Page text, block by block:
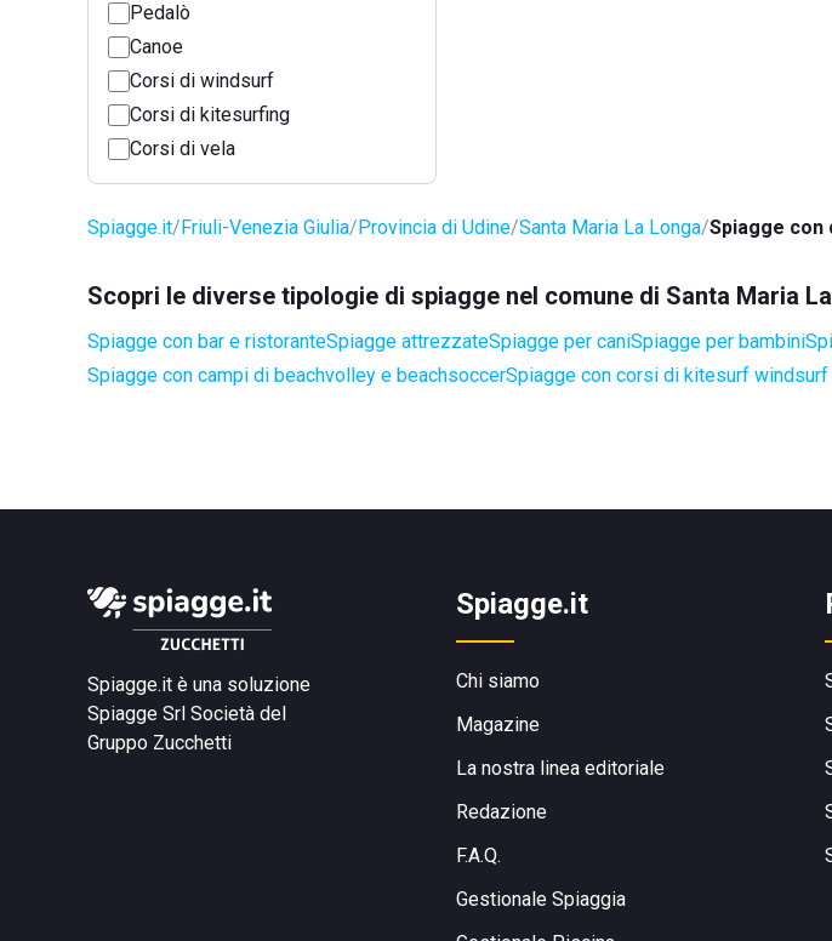
Pedalò
Canoe
Corsi di windsurf
Corsi di kitesurfing
Corsi di vela
Spiagge.it Friuli-Venezia Giulia Provincia di Udine Santa Maria La Longa Spiagge
Scopri le diverse tipologie di spiagge nel comune di Santa Maria
Spiagge con bar e ristoranteSpiagge attrezzateSpiagge per caniSpiagge per bambini
Spiagge con campi di beachvolley e beachsoccerSpiagge con corsi di kitesurf windsurf
Spiagge.it è una soluzione
Spiagge Srl Società del
Gruppo Zucchetti
Spiagge.it
Chi siamo
Magazine
La nostra linea editoriale
Redazione
F.A.Q.
Gestionale Spiaggia